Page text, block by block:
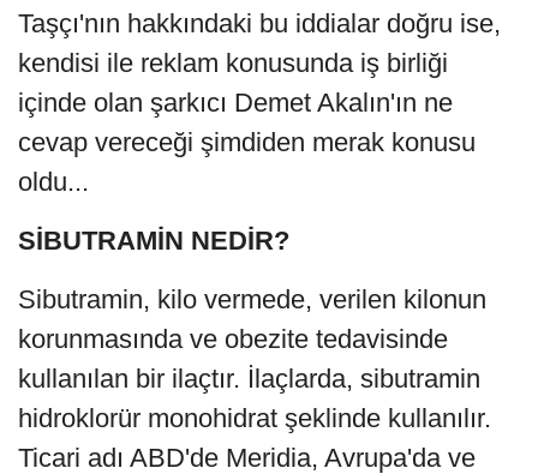
Taşçı'nın hakkındaki bu iddialar doğru ise,
kendisi ile reklam konusunda iş birliği
içinde olan şarkıcı Demet Akalın'ın ne
cevap vereceği şimdiden merak konusu
oldu...
SİBUTRAMİN NEDİR?
Sibutramin, kilo vermede, verilen kilonun
korunmasında ve obezite tedavisinde
kullanılan bir ilaçtır. İlaçlarda, sibutramin
hidroklorür monohidrat şeklinde kullanılır.
Ticari adı ABD'de Meridia, Avrupa'da ve